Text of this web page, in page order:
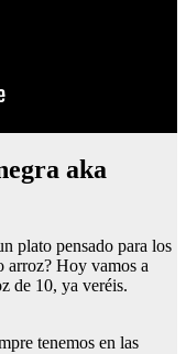
aka
plato pensado para los
arroz? Hoy vamos a
de 10, ya veréis.
tenemos en las